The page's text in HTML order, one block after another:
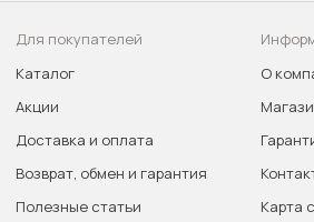
Для покупателей
Каталог
Акции
Доставка и оплата
Возврат, обмен и гарантия
Полезные статьи
О
Карта